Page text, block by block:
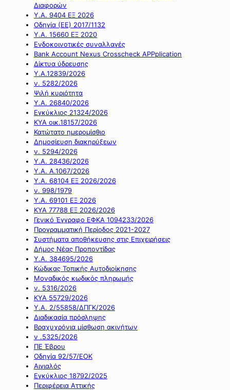
Διαφορών
Υ.Α. 9404 ΕΞ 2026
Οδηγία (ΕΕ) 2017/1132
Υ.Α. 15660 ΕΞ 2020
Ενδοκοινοτικές συναλλαγές
Bank Account Nexus Crosscheck APPplication
Δίκτυα ύδρευσης
Υ.Α.12839/2026
ν. 5282/2026
Ψιλή κυριότητα
Υ.Α. 26840/2026
Εγκύκλιος 21324/2026
ΚΥΑ οικ.18157/2026
Κατώτατο ημερομίσθιο
Δημοσίευση διακηρύξεων
ν. 5294/2026
Υ.Α. 28436/2026
Υ.Α. Α.1067/2026
Υ.Α. 68104 ΕΞ 2026/2026
ν. 998/1979
Υ.Α. 69101 ΕΞ 2026
ΚΥΑ 77788 ΕΞ 2026/2026
Γενικό Έγγραφο ΕΦΚΑ 1094233/2026
Προγραμματική Περίοδος 2021-2027
Συστήματα αποθήκευσης στις Επιχειρήσεις
Δήμος Νέας Προποντίδας
Υ.Α. 384695/2026
Κώδικας Τοπικής Αυτοδιοίκησης
Μοναδικός κωδικός πληρωμής
ν. 5316/2026
ΚΥΑ 55729/2026
Υ.Α. 2/55858/ΔΠΓΚ/2026
Διαδικασία πρόσληψης
Βραχυχρόνια μίσθωση ακινήτων
ν .5325/2026
ΠΕ Έβρου
Οδηγία 92/57/ΕΟΚ
Αιγιαλός
Εγκύκλιος 18792/2025
Περιφέρεια Αττικής